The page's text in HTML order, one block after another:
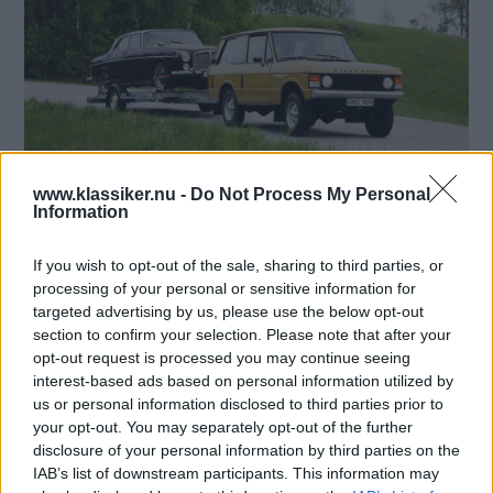
www.klassiker.nu - Do Not Process My Personal
Information
If you wish to opt-out of the sale, sharing to third parties, or
processing of your personal or sensitive information for
targeted advertising by us, please use the below opt-out
section to confirm your selection. Please note that after your
opt-out request is processed you may continue seeing
interest-based ads based on personal information utilized by
us or personal information disclosed to third parties prior to
your opt-out. You may separately opt-out of the further
disclosure of your personal information by third parties on the
IAB’s list of downstream participants. This information may